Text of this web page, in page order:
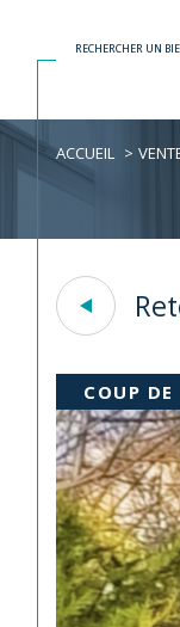
RECHERCHER UN
ACCUEIL
COUP DE